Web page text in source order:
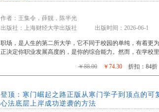
作者：王集令，薛靓，陈半光
出版社：上海财经大学出版社 出版时间：2026-06-1
职场，是人生的第二所大学，它不同于校园的单纯，有着更
正决定你职业发展高度的，是你的综合能力。然而，在学校
￥88.00 ￥74.30 折扣：84
登顶：寒门崛起之路正版从寒门学子到顶点的
心法底层上岸成功逆袭的方法